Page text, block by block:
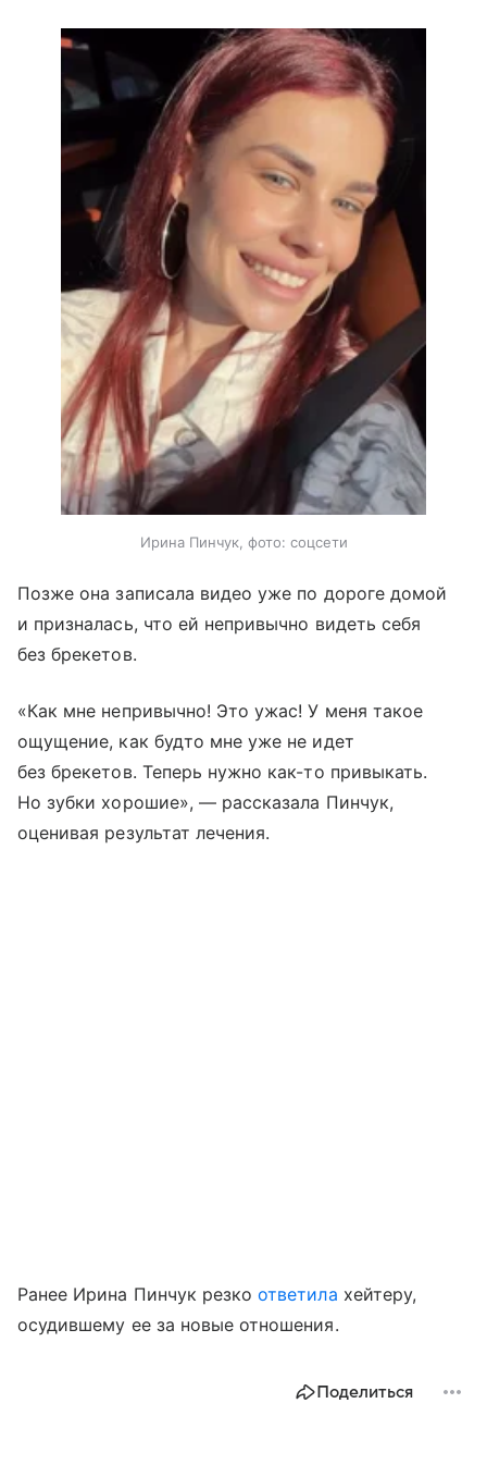
Ирина Пинчук, фото: соцсети
Позже она записала видео уже по дороге домой
и призналась, что ей непривычно видеть себя
без брекетов.
«Как мне непривычно! Это ужас! У меня такое
ощущение, как будто мне уже не идет
без брекетов. Теперь нужно как-то привыкать.
Но зубки хорошие», — рассказала Пинчук,
оценивая результат лечения.
Ранее Ирина Пинчук резкоответила хейтеру,
осудившему ее за новые отношения.
Поделиться